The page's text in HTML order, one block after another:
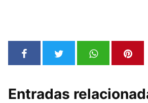
Entradas